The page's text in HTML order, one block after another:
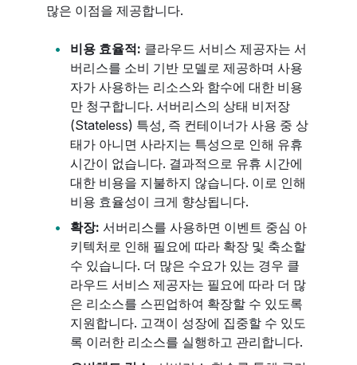
많은 이점을 제공합니다.
비용 효율적: 클라우드 서비스 제공자는 서
버리스를 소비 기반 모델로 제공하며 사용
자가 사용하는 리소스와 함수에 대한 비용
만 청구합니다. 서버리스의 상태 비저장
(Stateless) 특성, 즉 컨테이너가 사용 중 상
태가 아니면 사라지는 특성으로 인해 유휴
시간이 없습니다. 결과적으로 유휴 시간에
대한 비용을 지불하지 않습니다. 이로 인해
비용 효율성이 크게 향상됩니다.
확장: 서버리스를 사용하면 이벤트 중심 아
키텍처로 인해 필요에 따라 확장 및 축소할
수 있습니다. 더 많은 수요가 있는 경우 클
라우드 서비스 제공자는 필요에 따라 더 많
은 리소스를 스핀업하여 확장할 수 있도록
지원합니다. 고객이 성장에 집중할 수 있도
록 이러한 리소스를 실행하고 관리합니다.